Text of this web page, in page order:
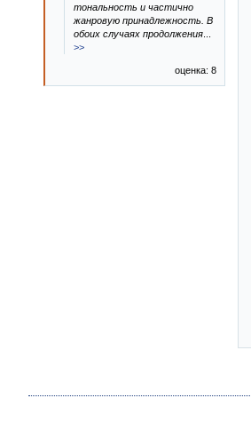
тональность и частично
жанровую принадлежность. В
обоих случаях продолжения
>>
оценка: 8